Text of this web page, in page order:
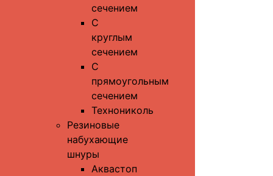
сечением
С
круглым
сечением
С
прямоугольным
сечением
Технониколь
Резиновые
набухающие
шнуры
Аквастоп